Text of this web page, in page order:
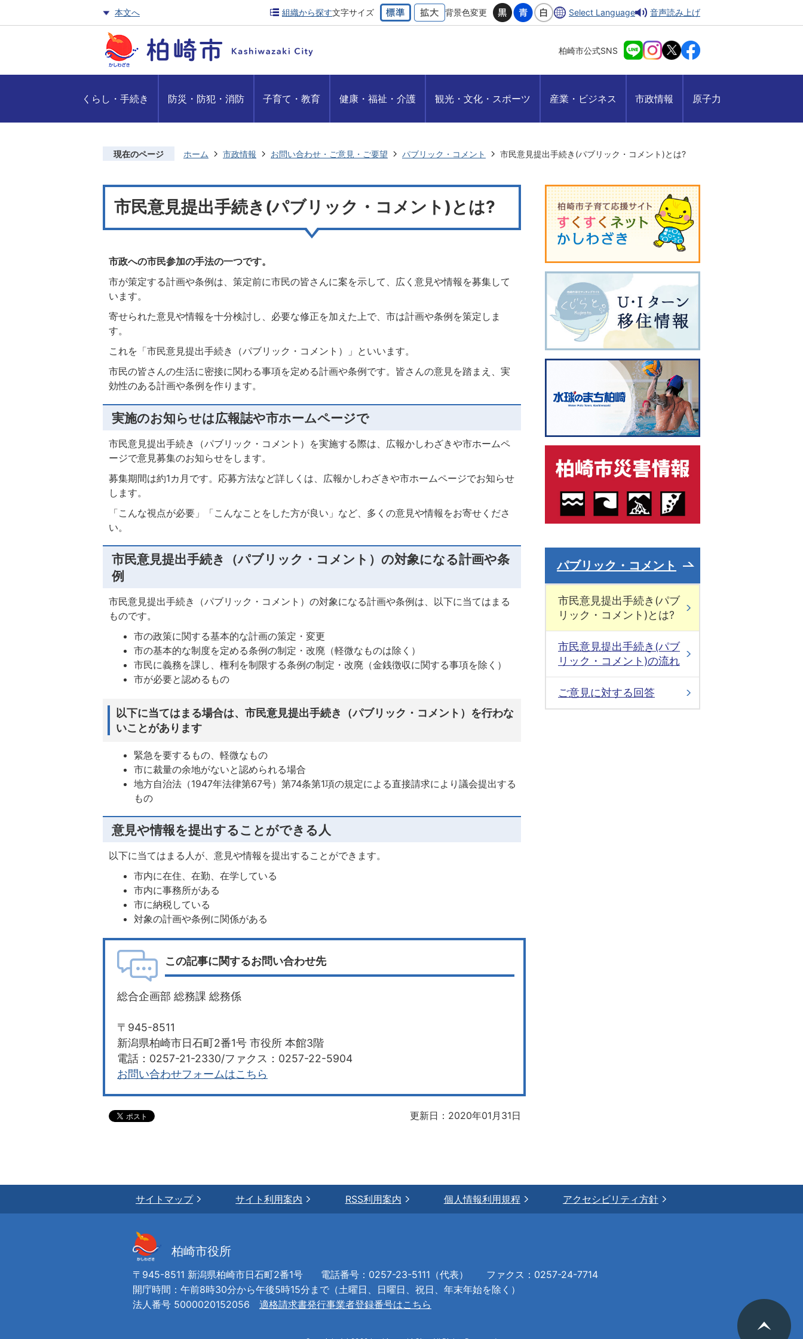
本文へ 組織から探す文字サイズ 背景色変更 Select Language 音声読み上げ
柏崎市公式SNS
くらし・手続き 防災・防犯・消防 子育て・教育 健康・福祉・介護 観光・文化・スポーツ 産業・ビジネス 市政情報 原子力
現在のページ ホーム 市政情報 お問い合わせ・ご意見・ご要望 パブリック・コメント 市民意見提出手続き(パブリック・コメント)とは?
市民意見提出手続き(パブリック・コメント)とは?
市政への市民参加の手法の一つです。
市が策定する計画や条例は、策定前に市民の皆さんに案を示して、広く意見や情報を募集して
います。
寄せられた意見や情報を十分検討し、必要な修正を加えた上で、市は計画や条例を策定しま
す。
これを「市民意見提出手続き（パブリック・コメント）」といいます。
市民の皆さんの生活に密接に関わる事項を定める計画や条例です。皆さんの意見を踏まえ、実
効性のある計画や条例を作ります。
実施のお知らせは広報誌や市ホームページで
市民意見提出手続き（パブリック・コメント）を実施する際は、広報かしわざきや市ホームペ
ージで意見募集のお知らせをします。
募集期間は約1カ月です。応募方法など詳しくは、広報かしわざきや市ホームページでお知らせ
します。
「こんな視点が必要」「こんなことをした方が良い」など、多くの意見や情報をお寄せくださ
い。
市民意見提出手続き（パブリック・コメント）の対象になる計画や条
例
市民意見提出手続き（パブリック・コメント）の対象になる計画や条例は、以下に当てはまる
ものです。
市の政策に関する基本的な計画の策定・変更
市の基本的な制度を定める条例の制定・改廃（軽微なものは除く）
市民に義務を課し、権利を制限する条例の制定・改廃（金銭徴収に関する事項を除く）
市が必要と認めるもの
以下に当てはまる場合は、市民意見提出手続き（パブリック・コメント）を行わな
いことがあります
緊急を要するもの、軽微なもの
市に裁量の余地がないと認められる場合
地方自治法（1947年法律第67号）第74条第1項の規定による直接請求により議会提出する
もの
意見や情報を提出することができる人
以下に当てはまる人が、意見や情報を提出することができます。
市内に在住、在勤、在学している
市内に事務所がある
市に納税している
対象の計画や条例に関係がある
この記事に関するお問い合わせ先
総合企画部 総務課 総務係
〒945-8511
新潟県柏崎市日石町2番1号 市役所 本館3階
電話：0257-21-2330/ファクス：0257-22-5904
お問い合わせフォームはこちら
更新日：2020年01月31日
パブリック・コメント
市民意見提出手続き(パブ
リック・コメント)とは?
市民意見提出手続き(パブ
リック・コメント)の流れ
ご意見に対する回答
サイトマップ サイト利用案内 RSS利用案内 個人情報利用規程 アクセシビリティ方針
柏崎市役所
〒945-8511 新潟県柏崎市日石町2番1号 電話番号：0257-23-5111（代表）
ファクス：0257-24-7714
開庁時間：午前8時30分から午後5時15分まで（土曜日、日曜日、祝日、年末年始を除く）
法人番号 5000020152056 適格請求書発行事業者登録番号はこちら